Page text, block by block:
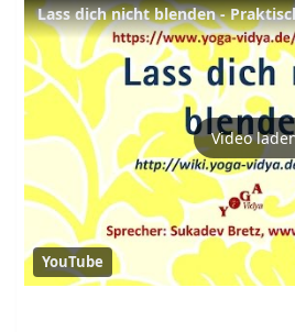
Lass dich nicht blenden -
Video
YouTube